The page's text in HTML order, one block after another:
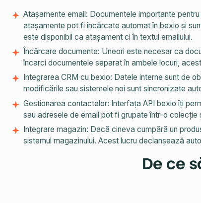
Atașamente email: Documentele importante
atașamente pot fi încărcate automat în bexio și
este disponibil ca atașament ci în textul emailului.
Încărcare documente: Uneori este necesar ca
încarci documentele separat în ambele locuri,
Integrarea CRM cu bexio: Datele interne sunt de
modificările sau sistemele noi sunt sincronizate
Gestionarea contactelor: Interfața API bexio îți
sau adresele de email pot fi grupate într-o
Integrare magazin: Dacă cineva cumpără un
sistemul magazinului. Acest lucru declanșează
De ce